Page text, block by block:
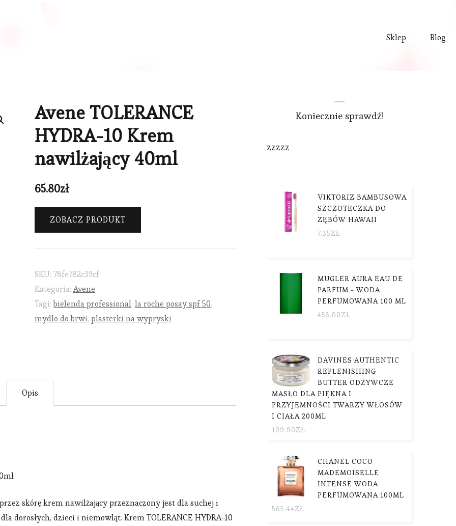
Sklep Blog
Avene TOLERANCE
HYDRA-10 Krem
nawilżający 40ml
65.80zł
ZOBACZ PRODUKT
SKU: 78fe782c39cf
Kategoria:Avene
Tagi:bielenda professional, la roche posay spf 50,
mydlo do brwi, plasterki na wypryski
Opis
skórę krem nawilżający przeznaczony jest dla suchej i
dorosłych, dzieci i niemowląt. Krem TOLERANCE HYDRA-10
Koniecznie sprawdź!
zzzzz
VIKTORIZ BAMBUSOWA
SZCZOTECZKA DO
ZĘBÓW HAWAII
7.35ZŁ
MUGLER AURA EAU DE
PARFUM - WODA
PERFUMOWANA 100 ML
453.00ZŁ
DAVINES AUTHENTIC
REPLENISHING
BUTTER ODŻYWCZE
MASŁO DLA PIĘKNA I
PRZYJEMNOŚCI TWARZY WŁOSÓW
I CIAŁA 200ML
109.90ZŁ
CHANEL COCO
MADEMOISELLE
INTENSE WODA
PERFUMOWANA 100ML
565.44ZŁ